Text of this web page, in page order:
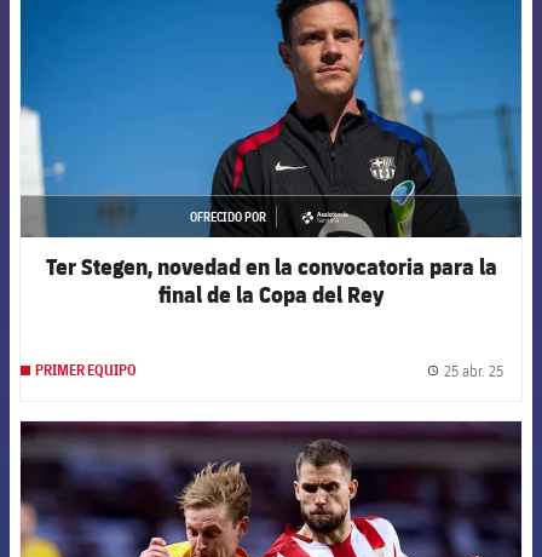
OFRECIDO POR
asistencia
Ter Stegen, novedad en la convocatoria para la
final de la Copa del Rey
PRIMER EQUIPO 25 abr. 25
FCB Barcelona badge